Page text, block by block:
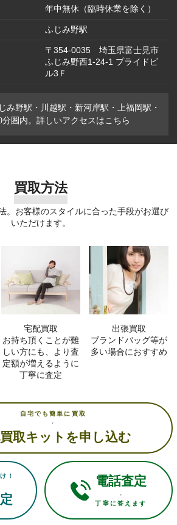
年中無休（臨時休業を除く）
ふじみ野駅
〒354-0035 埼玉県富士見市
ふじみ野西1-24-1 プライドビ
ル3Ｆ
み野駅・川越駅・新河岸駅・上福岡駅・
分圏内。詳しいアクセスはこちら
買取方法
。お客様のスタイルに合った手段がお選び
いただけます。
宅配買取
お持ち頂くことが難
しい方にも、より査
定額が増えるように
丁寧に査定
出張買取
ブランドバッグ等が
多い場合におすすめ
自宅でも簡単に買取
取キットを申し込む
！ 電話査定
丁寧に答えます